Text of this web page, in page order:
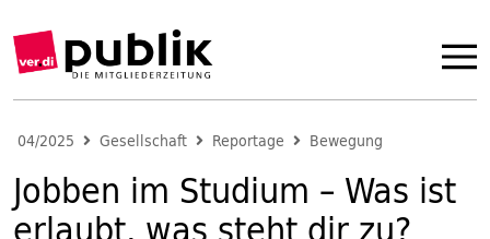
04/2025 Gesellschaft Reportage Bewegung
Jobben im Studium – Was ist